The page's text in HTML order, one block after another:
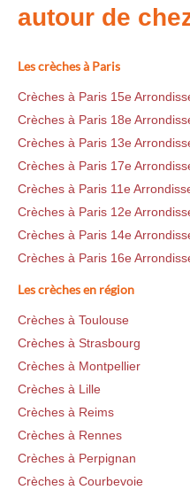
autour de
Les crèches à Paris
Crèches à Paris 15e
Crèches à Paris 18e
Crèches à Paris 13e
Crèches à Paris 17e
Crèches à Paris 11e
Crèches à Paris 12e
Crèches à Paris 14e
Crèches à Paris 16e
Les crèches en région
Crèches à Toulouse
Crèches à Strasbourg
Crèches à Montpellier
Crèches à Lille
Crèches à Reims
Crèches à Rennes
Crèches à Perpignan
Crèches à Courbevoie